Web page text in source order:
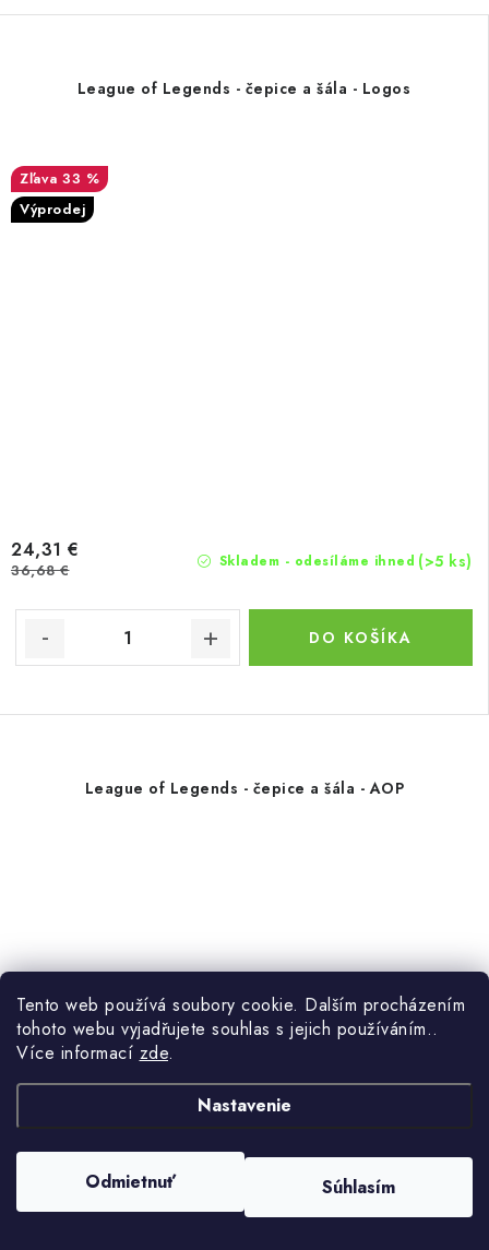
Tento web používá soubory cookie. Dalším procházením
tohoto webu vyjadřujete souhlas s jejich používáním..
Více informací zde.
Nastavenie
Odmietnuť Súhlasím
League of Legends - čepice a šála - Logos
33 %
Výprodej
Skladem - odesíláme ihned (>5 ks)
24,31 €
36,68 €
DO KOŠÍKA
League of Legends - čepice a šála - AOP